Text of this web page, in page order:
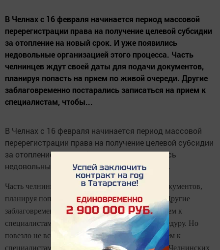
В Челнах с 16 февраля начинается период массовой
перерегистрации права на получение целевой субсидии
за отопление на новый срок. И уже появились
недовольные организацией этого процесса. Часть
челнинцев ждут своей даты для подачи документов,
планируя попасть на прием по живой очереди. Другие
заблаговременно постарались записаться на прием к
специалистам, чтобы...
В Челнах с 16 февраля начинается период массовой
перерегистрации права на получение целевой субсидии
за отопление на новый срок. И уже появились
недовольные организацией этого процесса.
Часть челнинцев ждут своей даты для подачи документов,
планируя попасть на прием по живой очереди. Другие
заблаговременно постарались записаться на прием к
специалистам, чтобы без очередей пройти процедуру. Но
повезло не всем. О проблеме с талонами на прием к
специалистам соцзащиты рассказала редакции «Челнинских